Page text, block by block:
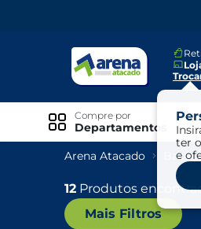
ter
e
Compre por
Departamentos
Especiais
Exclusivo Online
Ofertas
Arena Atacado Bazar
12 Produtos
Mais Filtros